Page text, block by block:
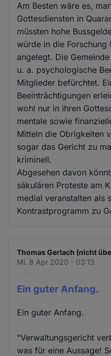
Am Besten wäre es,
Gottesdiensten in
müssten hohe
würde in die
angelegt. Die
u. a. psychologische
Mitglieder befürchtet.
Beeinträchtigungen
wohl nur in ihren
mentale sowie
Mitteln die Obrigkeiten
sogar das Gericht zu
kriminell.
Abgesehen davon
säkulären Proteste am
medial veranstalten als
Kontrastprogramm zu
Thomas Gerlach (nicht
Mi. 8 Apr 2020 - 03:13
Ein guter Anfang.
Ein guter Anfang.
"Verwaltungsgericht
was für eine Aussage!